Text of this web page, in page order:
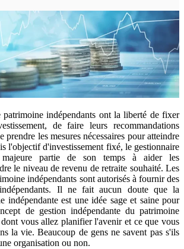
patrimoine indépendants ont la liberté de fixer
de faire leurs recommandations
prendre les mesures nécessaires pour atteindre
l'objectif d'investissement fixé, le gestionnaire
partie de son temps à aider les
le niveau de revenu de retraite souhaité. Les
indépendants sont autorisés à fournir des
Il ne fait aucun doute que la
indépendante est une idée sage et saine pour
de gestion indépendante du patrimoine
vous allez planifier l'avenir et ce que vous
la vie. Beaucoup de gens ne savent pas s'ils
organisation ou non.